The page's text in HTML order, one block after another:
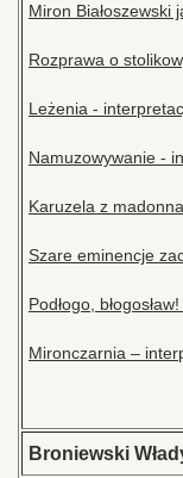
Miron Białoszewski
Rozprawa o
Leżenia -
Namuzowywanie -
Karuzela z
Szare eminencje
Podłogo,
Mironczarnia –
Broniewski